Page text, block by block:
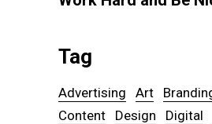
Tag
Advertising Art
Content
Design Digital